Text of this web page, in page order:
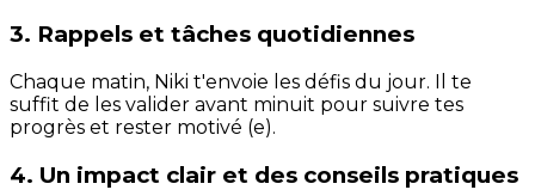
3. Rappels et tâches quotidiennes
Chaque matin, Niki t'envoie les défis du jour. Il te
suffit de les valider avant minuit pour suivre tes
progrès et rester motivé (e).
4. Un impact clair et des conseils pratiques